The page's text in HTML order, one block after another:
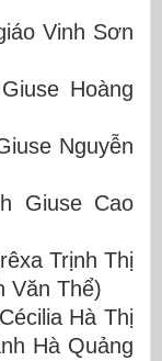
Vinh Sơn
Hoàng
Nguyễn
Giuse Cao
Trịnh Thị
Văn Thể)
Hà Thị
Hà Quảng